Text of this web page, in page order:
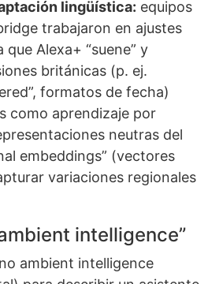
lingüística: equipos
trabajaron en ajustes
que Alexa+ “suene” y
británicas (p. ej.
formatos de fecha)
como aprendizaje por
neutras del
embeddings” (vectores
variaciones regionales
intelligence”
ambient intelligence